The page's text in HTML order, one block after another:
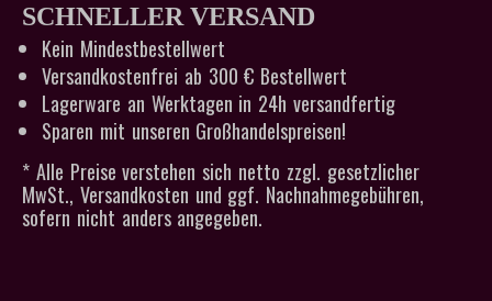
SCHNELLER VERSAND
Kein Mindestbestellwert
Versandkostenfrei ab 300 € Bestellwert
Lagerware an Werktagen in 24h versandfertig
Sparen mit unseren Großhandelspreisen!
* Alle Preise verstehen sich netto zzgl. gesetzlicher
MwSt., Versandkosten und ggf. Nachnahmegebühren,
sofern nicht anders angegeben.